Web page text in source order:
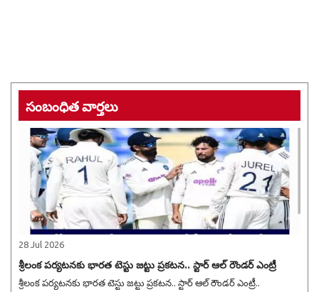
సంబంధిత వార్తలు
28 Jul 2026
శ్రీలంక పర్యటనకు భారత టెస్టు జట్టు ప్రకటన.. స్టార్ ఆల్ రౌండర్ ఎంట్రీ
శ్రీలంక పర్యటనకు భారత టెస్టు జట్టు ప్రకటన.. స్టార్ ఆల్ రౌండర్ ఎంట్రీ..